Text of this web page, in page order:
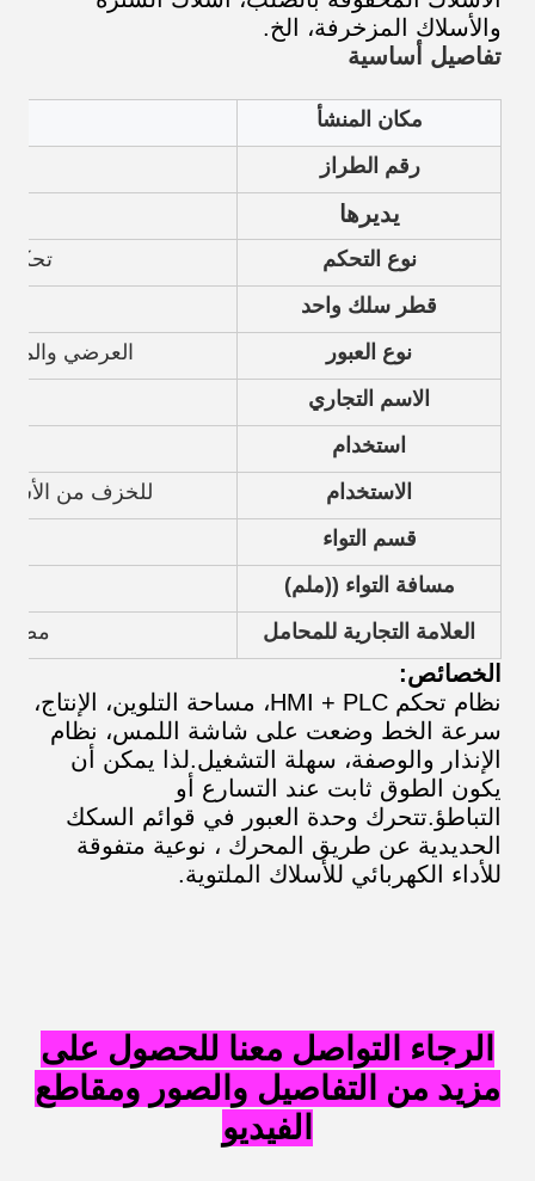
والأسلاك المزخرفة، الخ.
تفاصيل أساسية
مكان المنشأ
رقم الطراز
يديرها
نوع التحكم
تحكم PLC + HMI + Inverter
قطر سلك واحد
نوع العبور
العرضي
الاسم التجاري
استخدام
الاستخدام
للخزف من
قسم التواء
مسافة التواء ((ملم)
العلامة التجارية للمحامل
الخصائص:
نظام تحكم HMI + PLC، مساحة التلوين، الإنتاج،
سرعة الخط وضعت على شاشة اللمس، نظام
الإنذار والوصفة، سهلة التشغيل.لذا يمكن أن
يكون الطوق ثابت عند التسارع أو
التباطؤ.تتحرك وحدة العبور في قوائم السكك
الحديدية عن طريق المحرك ، نوعية متفوقة
للأداء الكهربائي للأسلاك الملتوية.
الرجاء التواصل معنا للحصول على
مزيد من التفاصيل والصور ومقاطع
الفيديو